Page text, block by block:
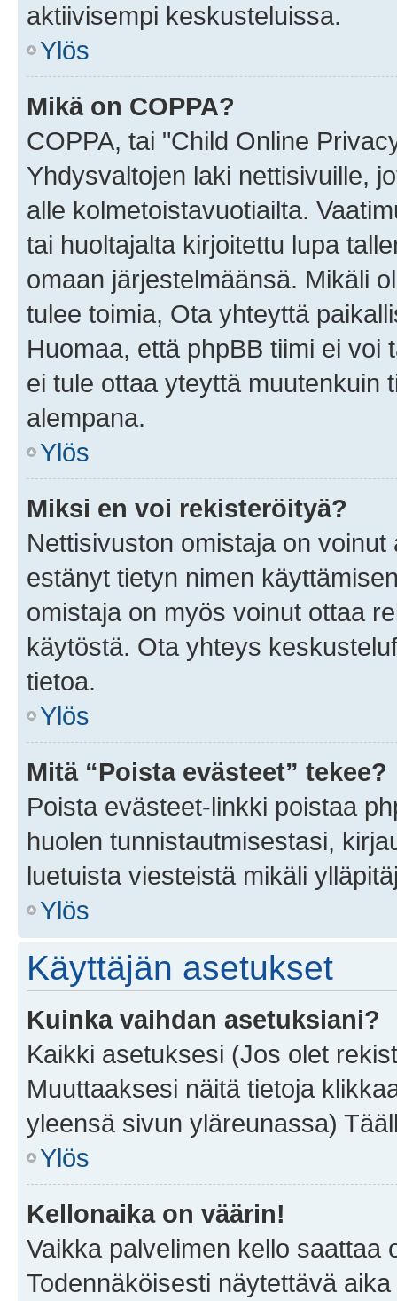
aktiivisempi keskusteluissa.
Ylös
Mikä on COPPA?
COPPA, tai "Child Online
Yhdysvaltojen laki nettisivuille,
alle kolmetoistavuotiailta.
tai huoltajalta kirjoitettu lupa
omaan järjestelmäänsä. Mikäli
tulee toimia, Ota yhteyttä
Huomaa, että phpBB tiimi ei
ei tule ottaa yteyttä muutenkuin
alempana.
Ylös
Miksi en voi rekisteröityä?
Nettisivuston omistaja on
estänyt tietyn nimen
omistaja on myös voinut ottaa
käytöstä. Ota yhteys
tietoa.
Ylös
Mitä “Poista evästeet” tekee?
Poista evästeet-linkki poistaa
huolen tunnistautmisestasi,
luetuista viesteistä mikäli
Ylös
Käyttäjän asetukset
Kuinka vaihdan asetuksiani?
Kaikki asetuksesi (Jos olet
Muuttaaksesi näitä tietoja
yleensä sivun yläreunassa)
Ylös
Kellonaika on väärin!
Vaikka palvelimen kello saattaa
Todennäköisesti näytettävä